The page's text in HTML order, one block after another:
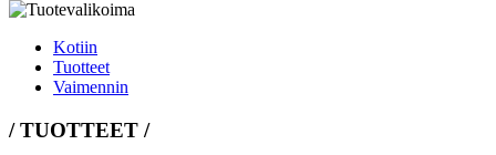
Kotiin
Tuotteet
Vaimennin
/ TUOTTEET /